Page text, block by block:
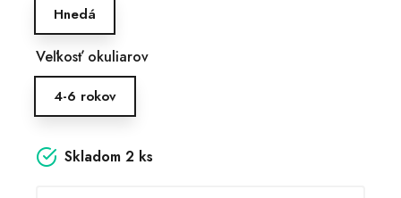
Hnedá
Veľkosť okuliarov
4-6 rokov
Skladom 2 ks